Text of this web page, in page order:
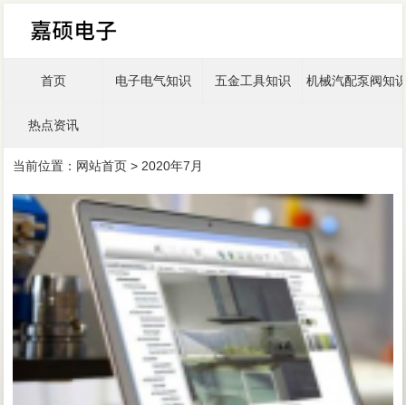
首页 电子电气知识 五金工具知识 机械汽配泵阀知
热点资讯
当前位置： 网站首页 > 2020年7月